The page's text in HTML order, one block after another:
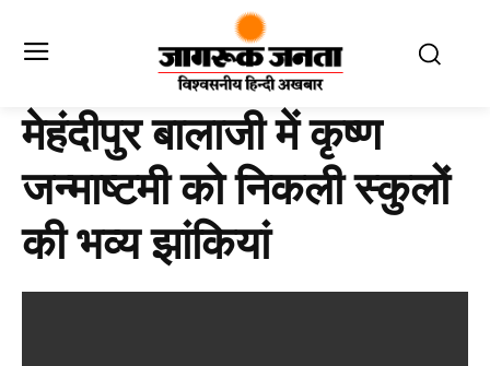
मेहंदीपुर बालाजी में कृष्ण
जन्माष्टमी को निकली स्कुलों
की भव्य झांकियां